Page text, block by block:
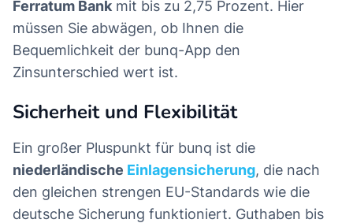
Ferratum Bank mit bis zu 2,75 Prozent. Hier
müssen Sie abwägen, ob Ihnen die
Bequemlichkeit der bunq-App den
Zinsunterschied wert ist.
Sicherheit und Flexibilität
Ein großer Pluspunkt für bunq ist die
niederländische Einlagensicherung, die nach
den gleichen strengen EU-Standards wie die
deutsche Sicherung funktioniert. Guthaben bis